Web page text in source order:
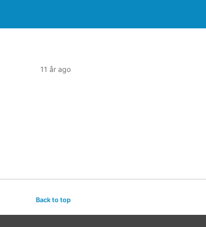
11 år ago
Back to top